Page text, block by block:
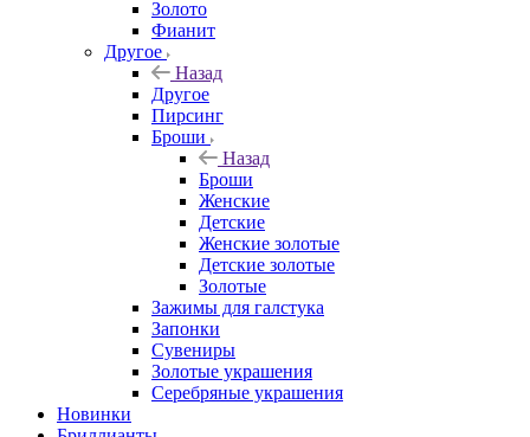
Золото
Фианит
Другое
Назад
Другое
Пирсинг
Броши
Назад
Броши
Женские
Детские
Женские золотые
Детские золотые
Золотые
Зажимы для галстука
Запонки
Сувениры
Золотые украшения
Серебряные украшения
Новинки